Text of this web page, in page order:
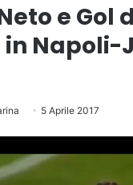
e Gol
in Napoli-
5 Aprile 2017